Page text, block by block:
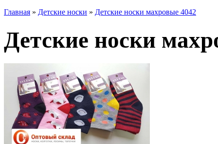
Главная » Детские носки » Детские носки махровые 4042
Детские носки